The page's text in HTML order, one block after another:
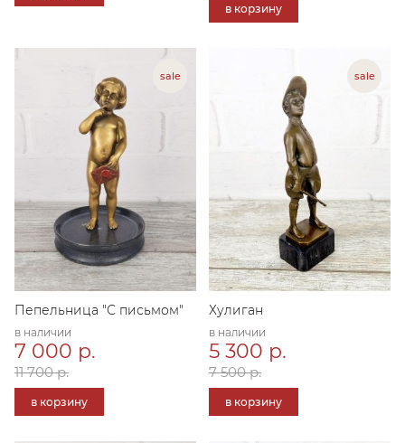
в корзину
Пепельница "С письмом"
в наличии
7 000 р.
11 700 р.
в корзину
Хулиган
в наличии
5 300 р.
7 500 р.
в корзину